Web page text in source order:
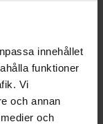
innehållet
funktioner
Vi
och annan
och
slåss för sin
igenom de
och
frihet och
brud,